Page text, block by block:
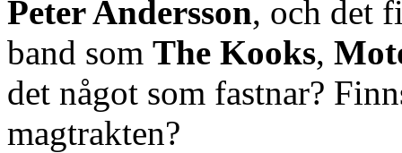
Peter Andersson, och det
band som The Kooks,
det något som fastnar?
magtrakten?